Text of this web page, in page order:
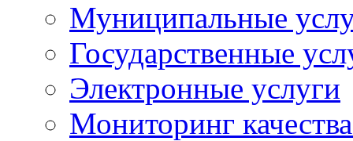
Муниципальные
Государственные
Электронные услуги
Мониторинг